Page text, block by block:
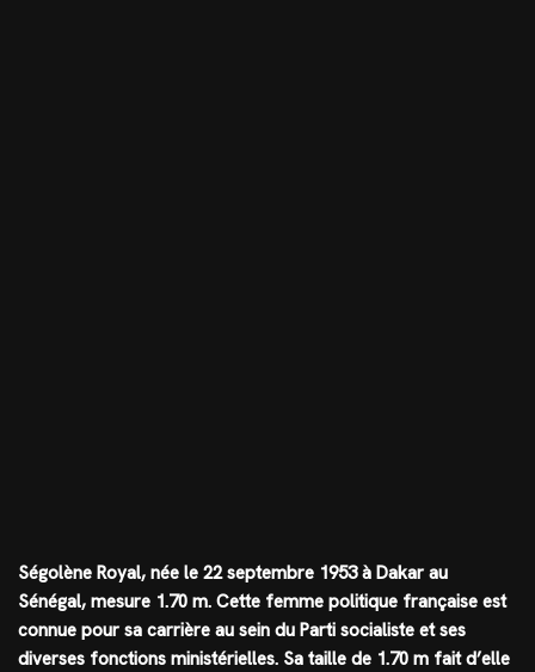
Ségolène Royal, née le 22 septembre 1953 à Dakar au
Sénégal, mesure 1.70 m. Cette femme politique française est
connue pour sa carrière au sein du Parti socialiste et ses
diverses fonctions ministérielles. Sa taille de 1.70 m fait d’elle